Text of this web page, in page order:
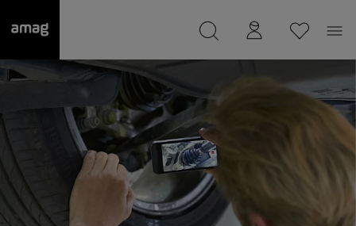
wurde als Ihre Garage gespeichert.